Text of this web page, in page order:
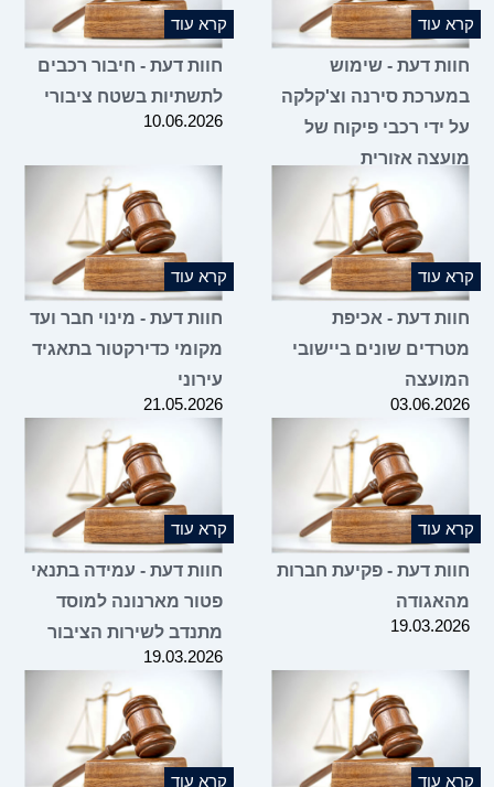
קרא עוד
חוות דעת - שימוש
במערכת סירנה וצ'קלקה
על ידי רכבי פיקוח של
מועצה אזורית
קרא עוד
חוות דעת - חיבור רכבים
לתשתיות בשטח ציבורי
10.06.2026
קרא עוד
חוות דעת - אכיפת
מטרדים שונים ביישובי
המועצה
03.06.2026
קרא עוד
חוות דעת - מינוי חבר ועד
מקומי כדירקטור בתאגיד
עירוני
21.05.2026
קרא עוד
חוות דעת - פקיעת חברות
מהאגודה
19.03.2026
קרא עוד
חוות דעת - עמידה בתנאי
פטור מארנונה למוסד
מתנדב לשירות הציבור
19.03.2026
קרא עוד קרא עוד